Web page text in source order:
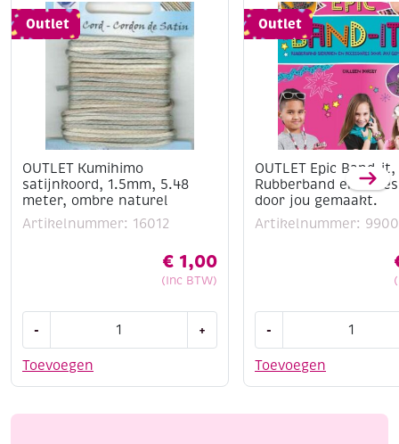
Outlet
OUTLET Kumihimo
satijnkoord, 1.5mm, 5.48
meter, ombre naturel
Artikelnummer: 16012
€ 1,00
(Inc BTW)
Toevoegen
-
satijnkoord,
meter,
+
Outlet
OUTLET Epic Band-it,
Rubberband en
door jou gemaakt.
Artikelnummer:
Toevoegen
-
Band-
en